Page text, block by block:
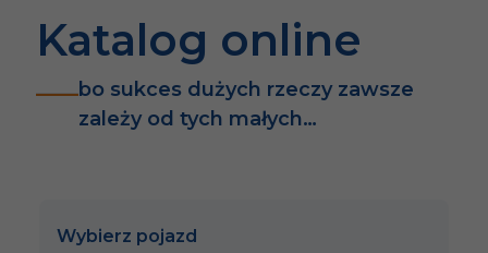
Katalog online
bo sukces dużych rzeczy zawsze
zależy od tych małych…
Wybierz pojazd